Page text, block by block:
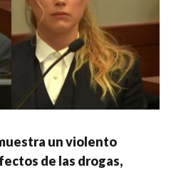
un violento
de las drogas,